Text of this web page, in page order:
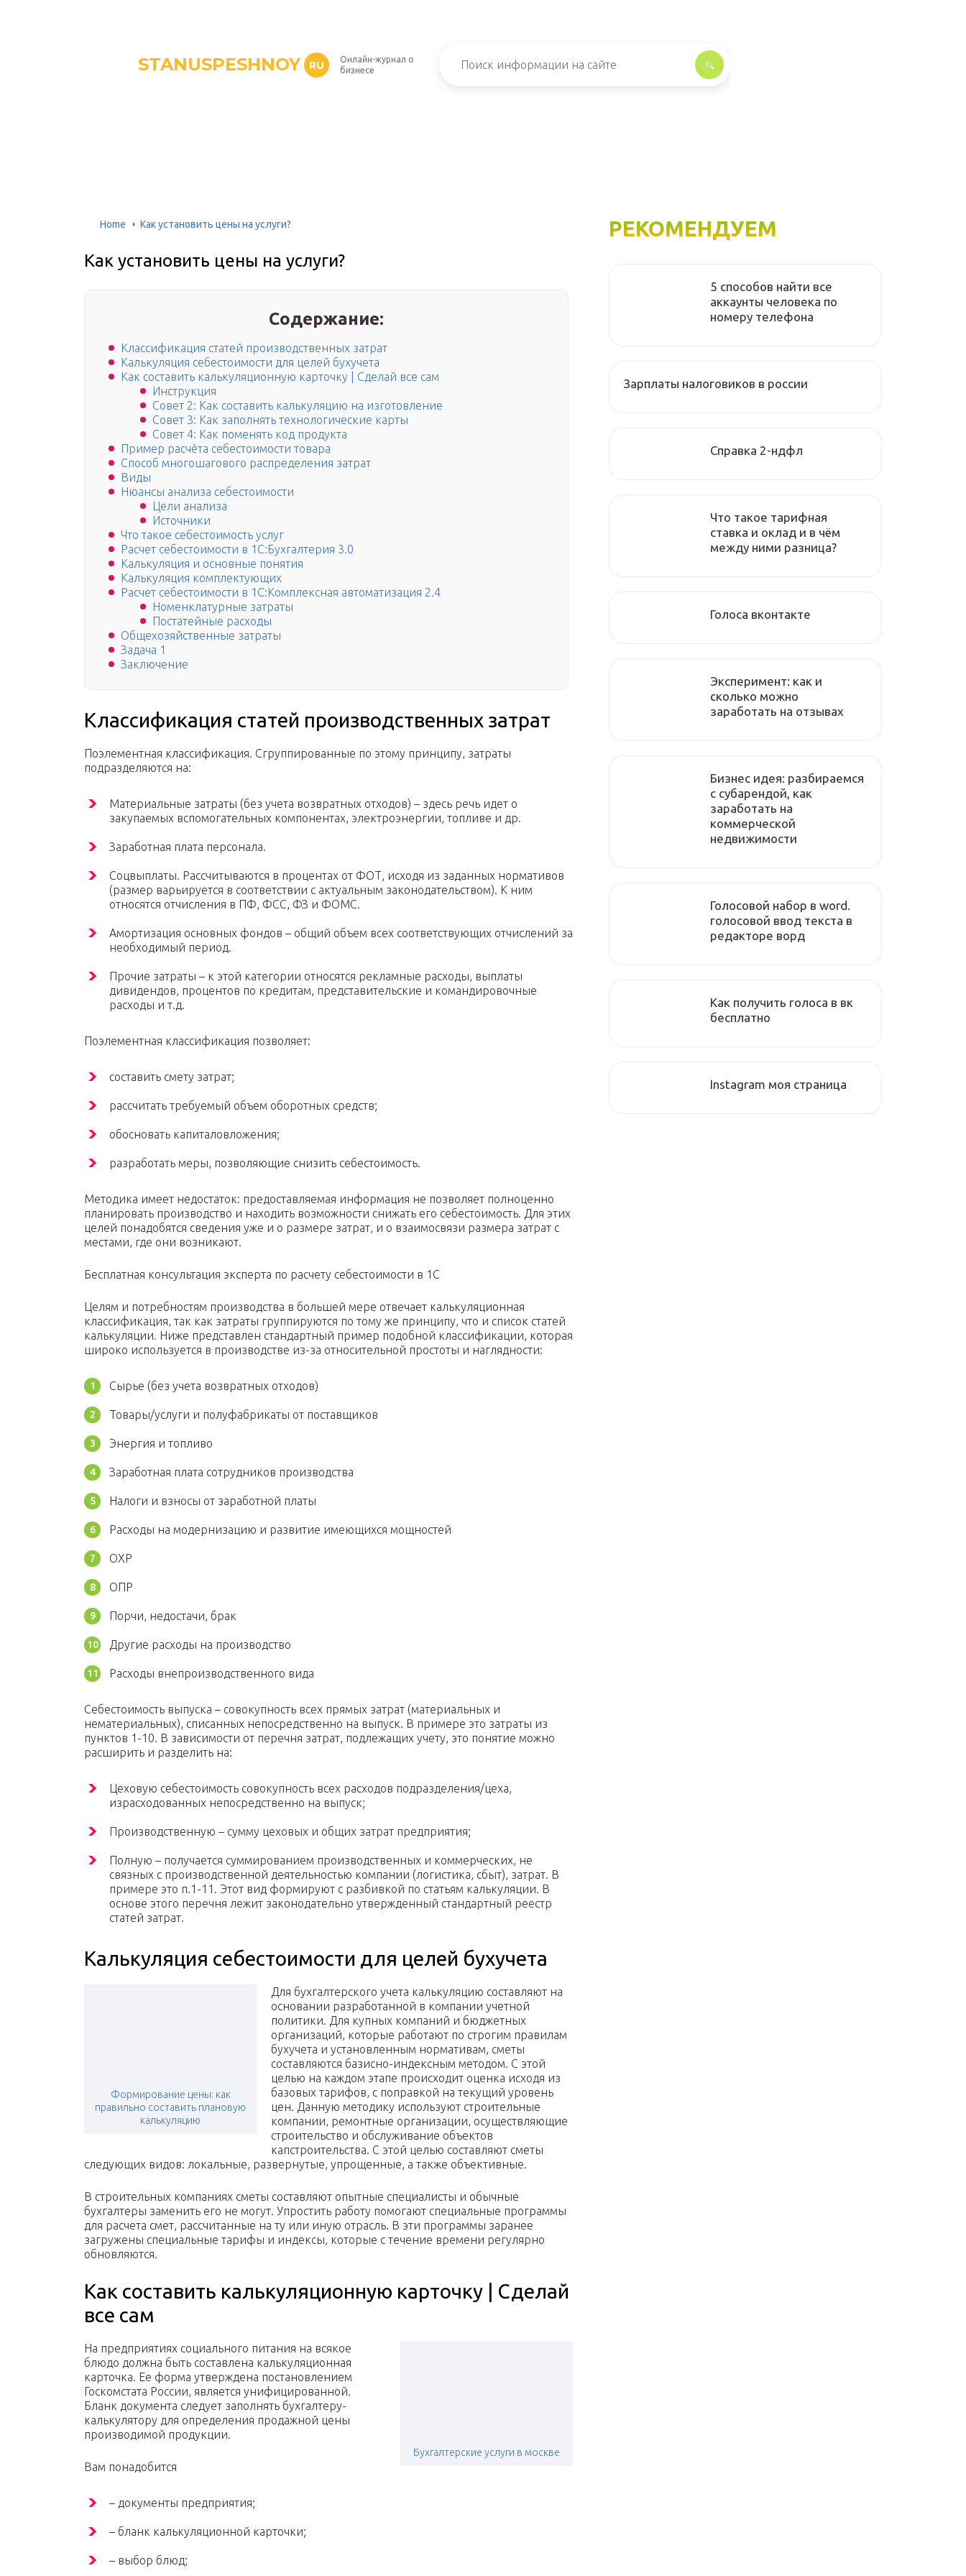
STANUSPESHNOY RU
Онлайн-журнал о
бизнесе
Home Как установить цены на услуги?
Как установить цены на услуги?
Содержание:
Классификация статей производственных затрат
Калькуляция себестоимости для целей бухучета
Как составить калькуляционную карточку | Сделай все сам
Инструкция
Совет 2: Как составить калькуляцию на изготовление
Совет 3: Как заполнять технологические карты
Совет 4: Как поменять код продукта
Пример расчёта себестоимости товара
Способ многошагового распределения затрат
Виды
Нюансы анализа себестоимости
Цели анализа
Источники
Что такое себестоимость услуг
Расчет себестоимости в 1С:Бухгалтерия 3.0
Калькуляция и основные понятия
Калькуляция комплектующих
Расчет себестоимости в 1С:Комплексная автоматизация 2.4
Номенклатурные затраты
Постатейные расходы
Общехозяйственные затраты
Задача 1
Заключение
Классификация статей производственных затрат
Поэлементная классификация. Сгруппированные по этому принципу, затраты
подразделяются на:
Материальные затраты (без учета возвратных отходов) – здесь речь идет о
закупаемых вспомогательных компонентах, электроэнергии, топливе и др.
Заработная плата персонала.
Соцвыплаты. Рассчитываются в процентах от ФОТ, исходя из заданных нормативов
(размер варьируется в соответствии с актуальным законодательством). К ним
относятся отчисления в ПФ, ФСС, ФЗ и ФОМС.
Амортизация основных фондов – общий объем всех соответствующих отчислений за
необходимый период.
Прочие затраты – к этой категории относятся рекламные расходы, выплаты
дивидендов, процентов по кредитам, представительские и командировочные
расходы и т.д.
Поэлементная классификация позволяет:
составить смету затрат;
рассчитать требуемый объем оборотных средств;
обосновать капиталовложения;
разработать меры, позволяющие снизить себестоимость.
Методика имеет недостаток: предоставляемая информация не позволяет полноценно
планировать производство и находить возможности снижать его себестоимость. Для этих
целей понадобятся сведения уже и о размере затрат, и о взаимосвязи размера затрат с
местами, где они возникают.
Бесплатная консультация эксперта по расчету себестоимости в 1С
Целям и потребностям производства в большей мере отвечает калькуляционная
классификация, так как затраты группируются по тому же принципу, что и список статей
калькуляции. Ниже представлен стандартный пример подобной классификации, которая
широко используется в производстве из-за относительной простоты и наглядности:
Сырье (без учета возвратных отходов)
Товары/услуги и полуфабрикаты от поставщиков
Энергия и топливо
Заработная плата сотрудников производства
Налоги и взносы от заработной платы
Расходы на модернизацию и развитие имеющихся мощностей
ОХР
ОПР
Порчи, недостачи, брак
Другие расходы на производство
Расходы внепроизводственного вида
Себестоимость выпуска – совокупность всех прямых затрат (материальных и
нематериальных), списанных непосредственно на выпуск. В примере это затраты из
пунктов 1-10. В зависимости от перечня затрат, подлежащих учету, это понятие можно
расширить и разделить на:
Цеховую себестоимость совокупность всех расходов подразделения/цеха,
израсходованных непосредственно на выпуск;
Производственную – сумму цеховых и общих затрат предприятия;
Полную – получается суммированием производственных и коммерческих, не
связных с производственной деятельностью компании (логистика, сбыт), затрат. В
примере это п.1-11. Этот вид формируют с разбивкой по статьям калькуляции. В
основе этого перечня лежит законодательно утвержденный стандартный реестр
статей затрат.
Калькуляция себестоимости для целей бухучета
Формирование цены: как
правильно составить плановую
калькуляцию
Для бухгалтерского учета калькуляцию составляют на
основании разработанной в компании учетной
политики. Для купных компаний и бюджетных
организаций, которые работают по строгим правилам
бухучета и установленным нормативам, сметы
составляются базисно-индексным методом. С этой
целью на каждом этапе происходит оценка исходя из
базовых тарифов, с поправкой на текущий уровень
цен. Данную методику используют строительные
компании, ремонтные организации, осуществляющие
строительство и обслуживание объектов
капстроительства. С этой целью составляют сметы
следующих видов: локальные, развернутые, упрощенные, а также объективные.
В строительных компаниях сметы составляют опытные специалисты и обычные
бухгалтеры заменить его не могут. Упростить работу помогают специальные программы
для расчета смет, рассчитанные на ту или иную отрасль. В эти программы заранее
загружены специальные тарифы и индексы, которые с течение времени регулярно
обновляются.
Как составить калькуляционную карточку | Сделай
все сам
Бухгалтерские услуги в москве
На предприятиях социального питания на всякое
блюдо должна быть составлена калькуляционная
карточка. Ее форма утверждена постановлением
Госкомстата России, является унифицированной.
Бланк документа следует заполнять бухгалтеру-
калькулятору для определения продажной цены
производимой продукции.
Вам понадобится
– документы предприятия;
– бланк калькуляционной карточки;
– выбор блюд;
РЕКОМЕНДУЕМ
5 способов найти все
аккаунты человека по
номеру телефона
Зарплаты налоговиков в россии
Справка 2-ндфл
Что такое тарифная
ставка и оклад и в чём
между ними разница?
Голоса вконтакте
Эксперимент: как и
сколько можно
заработать на отзывах
Бизнес идея: разбираемся
с субарендой, как
заработать на
коммерческой
недвижимости
Голосовой набор в word.
голосовой ввод текста в
редакторе ворд
Как получить голоса в вк
бесплатно
Instagram моя страница